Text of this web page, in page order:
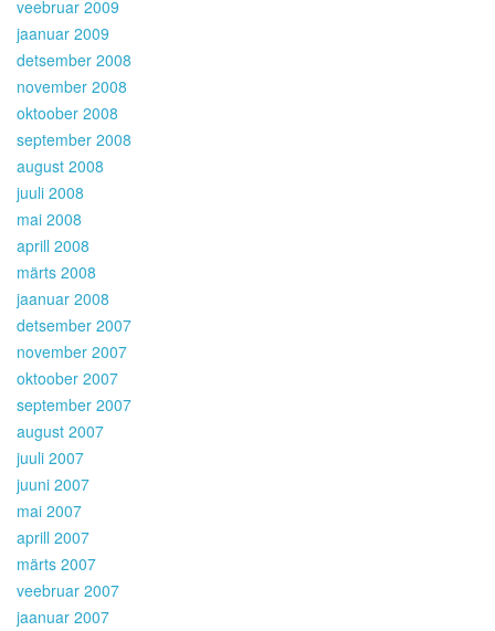
veebruar 2009
jaanuar 2009
detsember 2008
november 2008
oktoober 2008
september 2008
august 2008
juuli 2008
mai 2008
aprill 2008
märts 2008
jaanuar 2008
detsember 2007
november 2007
oktoober 2007
september 2007
august 2007
juuli 2007
juuni 2007
mai 2007
aprill 2007
märts 2007
veebruar 2007
jaanuar 2007